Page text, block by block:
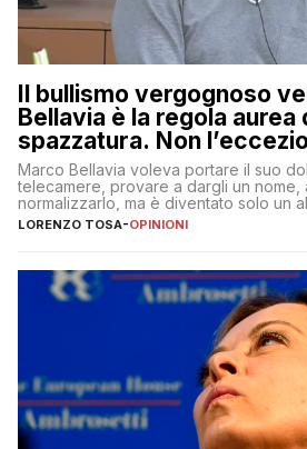
Il bullismo vergognoso
Bellavia è la regola aurea
spazzatura. Non
Marco Bellavia voleva portare il suo
telecamere, provare a dargli un nome,
normalizzarlo, ma è diventato solo un
copione
LORENZO TOSA-OPINIONI